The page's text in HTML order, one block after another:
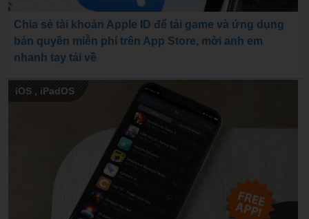
Chia sẻ tài khoản Apple ID để tải game và ứng dụng
bản quyền miễn phí trên App Store, mời anh em
nhanh tay tải về
iOS , iPadOS